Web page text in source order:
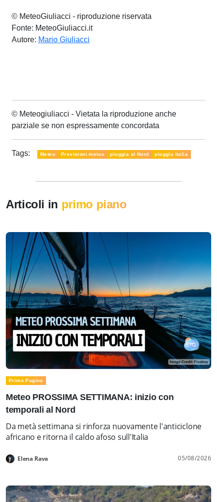
© MeteoGiuliacci - riproduzione riservata
Fonte: MeteoGiuliacci.it
Autore: Mario Giuliacci
© Meteogiuliacci - Vietata la riproduzione anche
parziale se non espressamente concordata
Tags: Meteo Previsioni meteo pioggia al Nord pioggia Italia
Articoli in primo piano
Prima Pagina
Meteo PROSSIMA SETTIMANA: inizio con
temporali al Nord
Da metà settimana si rinforza nuovamente l'anticiclone
africano e ritorna il caldo afoso sull'Italia
Elena Rava 05/08/2026